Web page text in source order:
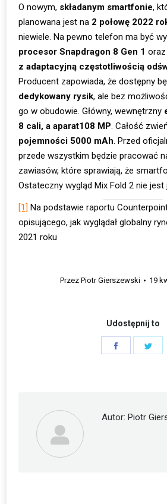
O nowym, składanym smartfonie,
planowana jest na 2 połowę 2022
niewiele. Na pewno telefon ma być
procesor Snapdragon 8 Gen 1
z adaptacyjną częstotliwością
Producent zapowiada, że dostępny
dedykowany rysik, ale bez
go w obudowie. Główny, wewnętrzny
8 cali, a aparat108 MP. Całość
pojemności 5000 mAh. Przed
przede wszystkim będzie pracować
zawiasów, które sprawiają, że
Ostateczny wygląd Mix Fold 2 nie jest
[1] Na podstawie raportu
opisującego, jak wyglądał globalny
2021 roku
Przez Piotr Gierszewski 19
Udostępnij to
Autor: Piotr